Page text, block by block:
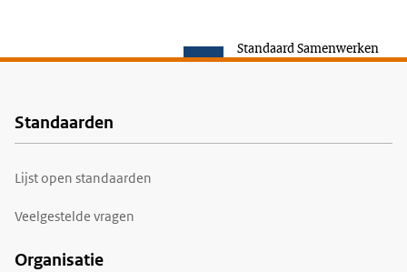
Standaard Samenwerken
Voet
Standaarden
Lijst open standaarden
Veelgestelde vragen
Organisatie